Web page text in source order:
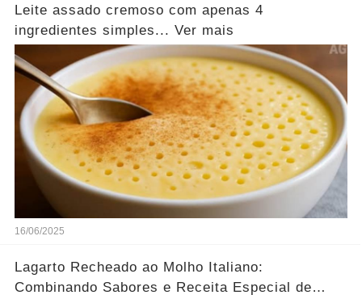
Leite assado cremoso com apenas 4
ingredientes simples... Ver mais
16/06/2025
Lagarto Recheado ao Molho Italiano:
Combinando Sabores e Receita Especial de